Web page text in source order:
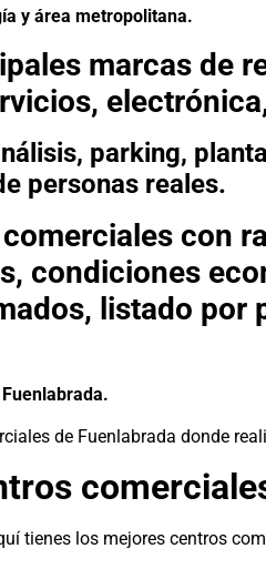
y área metropolitana.
marcas de
parking,
personas reales.
con
condiciones
listado
de Fuenlabrada donde
tienes los mejores centros